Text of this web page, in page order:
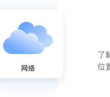
了
位